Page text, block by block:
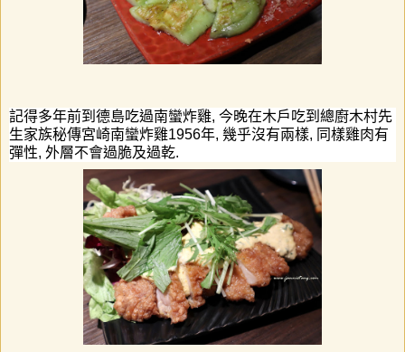
記得多年前到德島吃過南蠻炸雞, 今晚在木戶吃到總廚木村先
生家族秘傳宮崎南蠻炸雞1956年, 幾乎沒有兩樣, 同樣雞肉有
彈性, 外層不會過脆及過乾.